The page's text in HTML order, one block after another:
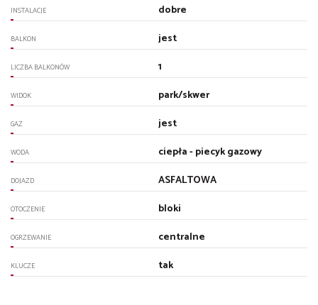
INSTALACJE dobre
BALKON jest
LICZBA BALKONÓW 1
WIDOK park/skwer
GAZ jest
WODA ciepła - piecyk gazowy
DOJAZD ASFALTOWA
OTOCZENIE bloki
OGRZEWANIE centralne
KLUCZE tak